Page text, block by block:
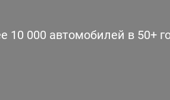
000 автомобилей в 50+